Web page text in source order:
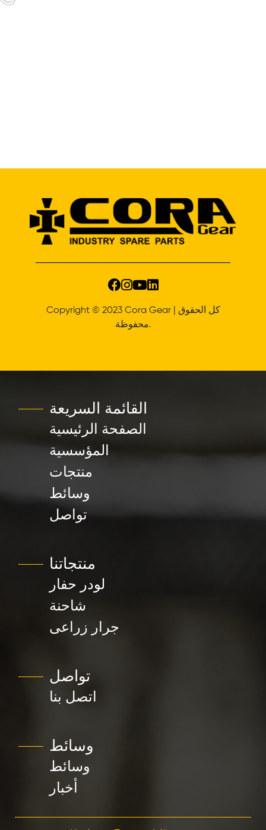
Copyright © 2023 Cora Gear | كل الحقوق
محفوظة.
القائمة السريعة
الصفحة الرئيسية
المؤسسية
منتجات
وسائط
تواصل
منتجاتنا
لودر حفار
شاحنة
جرار زراعى
تواصل
اتصل بنا
وسائط
وسائط
أخبار